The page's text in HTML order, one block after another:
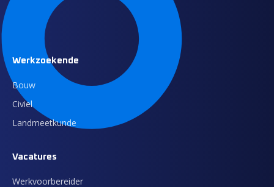
Werkzoekende
Bouw
Civiel
Landmeetkunde
Vacatures
Werkvoorbereider